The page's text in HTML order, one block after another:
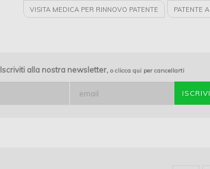
VISITA MEDICA PER RINNOVO PATENTE PATENTE A
Iscriviti alla nostra newsletter, o clicca qui per cancellarti